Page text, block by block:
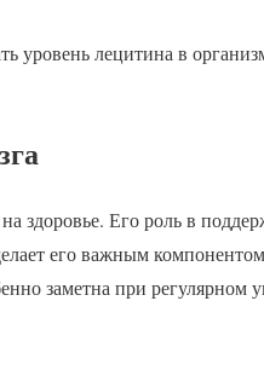
уровень лецитина в
здоровье. Его роль в
его важным
заметна при регулярном